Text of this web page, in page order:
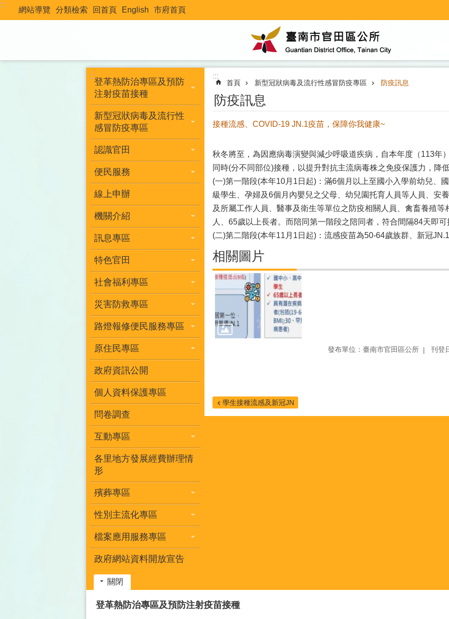
跳到主要內容區塊
:::
網站導覽 分類檢索 回首頁 English 市府首頁
:::
登革熱防治專區及預防
注射疫苗接種
新型冠狀病毒及流行性
感冒防疫專區
認識官田
便民服務
線上申辦
機關介紹
訊息專區
特色官田
社會福利專區
災害防救專區
路燈報修便民服務專區
原住民專區
政府資訊公開
個人資料保護專區
問卷調查
互動專區
各里地方發展經費辦理情
形
殯葬專區
性別主流化專區
檔案應用服務專區
政府網站資料開放宣告
:::
首頁 新型冠狀病毒及流行性感冒防疫專區 防疫訊息
防疫訊息
接種流感、COVID-19 JN.1疫苗，保障你我健康~
秋冬將至，為因應病毒演變與減少呼吸道疾病，自本年度（113年
同時(分不同部位)接種，以提升對抗主流病毒株之免疫保護力，降
(一)第一階段(本年10月1日起)：滿6個月以上至國小入學前幼兒、
級學生、孕婦及6個月內嬰兒之父母、幼兒園托育人員等人員、安
及所屬工作人員、醫事及衛生等單位之防疫相關人員、禽畜養殖
人、65歲以上長者。而陪同第一階段之陪同者，符合間隔84天即
(二)第二階段(本年11月1日起)：流感疫苗為50-64歲族群、新冠
相關圖片
發布單位：臺南市官田區公所 刊登
學生接種流感及新冠JN
關閉
登革熱防治專區及預防注射疫苗接種